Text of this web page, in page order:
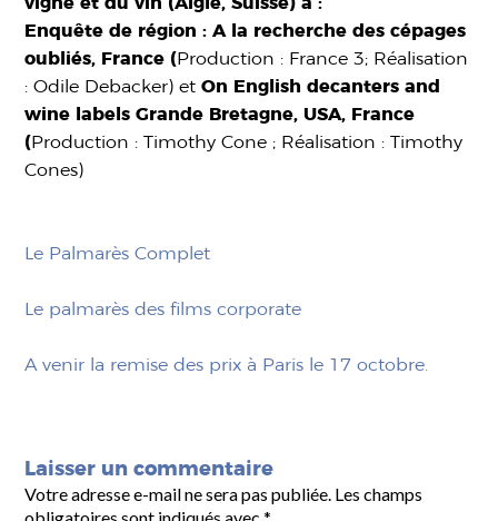
Enquête de région : A la recherche des cépages
oubliés, France (Production : France 3; Réalisation
: Odile Debacker) etOn English decanters and
wine labels Grande Bretagne, USA, France
(Production : Timothy Cone ; Réalisation : Timothy
Cones)
Le Palmarès Complet
Le palmarès des films corporate
A venir la remise des prix à Paris le 17 octobre.
Laisser un commentaire
Votre adresse e-mail ne sera pas publiée. Les champs
obligatoires sont indiqués avec*